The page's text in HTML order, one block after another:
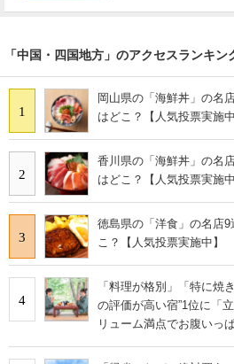
「中国・四国地方」のアクセスランキン
1
岡山県の「海鮮丼」の名
はどこ？【人気投票実施中
2
香川県の「海鮮丼」の名
はどこ？【人気投票実施中
3
徳島県の「洋食」の名店
こ？【人気投票実施中】
4
「料理が格別」「特に
の評価が高い宿”1位に「
リューム満点でお腹いっ